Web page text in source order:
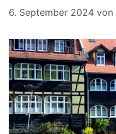
6. September 2024 von